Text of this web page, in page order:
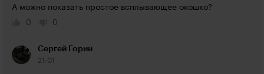
А можно показать простое всплывающее окошко?
0
0
Сергей Горин
21:01